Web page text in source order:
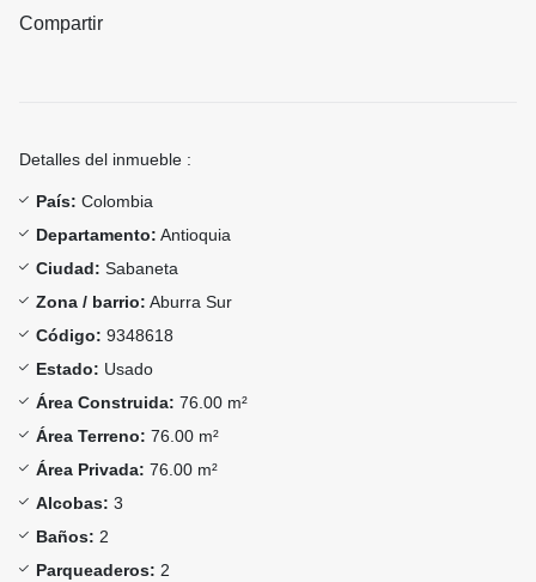
Compartir
Detalles del inmueble :
País: Colombia
Departamento: Antioquia
Ciudad: Sabaneta
Zona / barrio: Aburra Sur
Código: 9348618
Estado: Usado
Área Construida: 76.00 m²
Área Terreno: 76.00 m²
Área Privada: 76.00 m²
Alcobas: 3
Baños: 2
Parqueaderos: 2